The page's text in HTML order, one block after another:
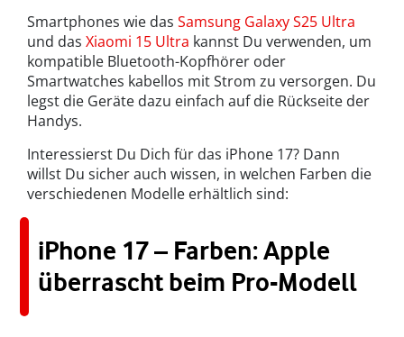
Smartphones wie das Samsung Galaxy S25 Ultra
und das Xiaomi 15 Ultra kannst Du verwenden, um
kompatible Bluetooth-Kopfhörer oder
Smartwatches kabellos mit Strom zu versorgen. Du
legst die Geräte dazu einfach auf die Rückseite der
Handys.
Interessierst Du Dich für das iPhone 17? Dann
willst Du sicher auch wissen, in welchen Farben die
verschiedenen Modelle erhältlich sind:
iPhone 17 – Farben: Apple
überrascht beim Pro-Modell